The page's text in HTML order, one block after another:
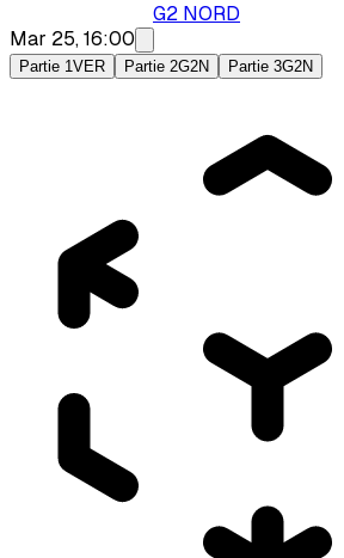
G2 NORD
Mar 25, 16:00
Partie 1VER Partie 2G2N Partie 3G2N